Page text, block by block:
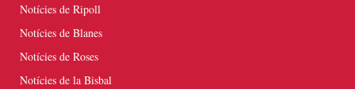
Notícies de Ripoll
Notícies de Blanes
Notícies de Roses
Notícies de la Bisbal